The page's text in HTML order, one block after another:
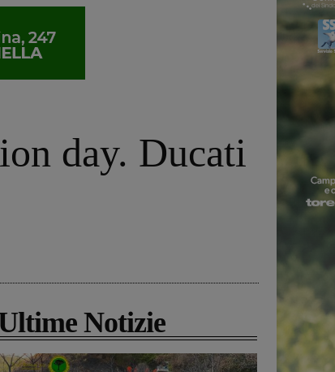
day. Ducati
Notizie